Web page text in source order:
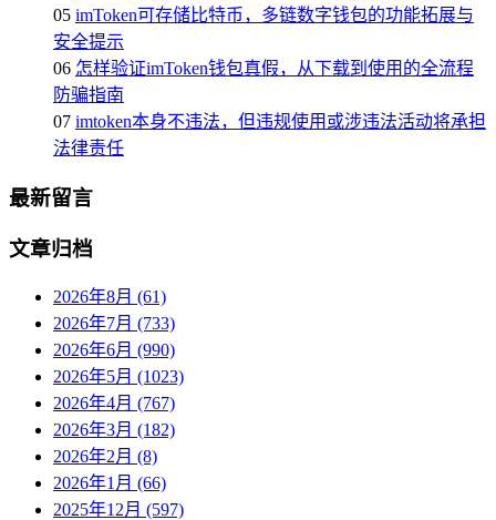
05 imToken可存储比特币，多链数字钱包的功能拓展与
安全提示
06 怎样验证imToken钱包真假，从下载到使用的全流程
防骗指南
07 imtoken本身不违法，但违规使用或涉违法活动将承担
法律责任
最新留言
文章归档
2026年8月 (61)
2026年7月 (733)
2026年6月 (990)
2026年5月 (1023)
2026年4月 (767)
2026年3月 (182)
2026年2月 (8)
2026年1月 (66)
2025年12月 (597)